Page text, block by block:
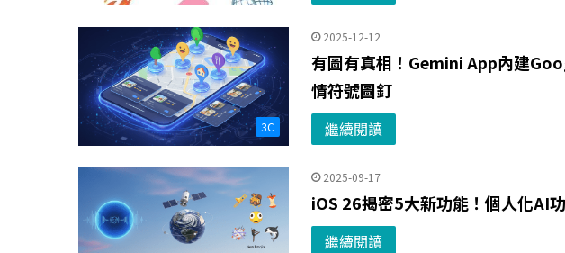
3C
2025-12-12
有圖有真相！Gemini App內建
情符號圖釘
繼續閱讀
2025-09-17
iOS 26揭密5大新功能！個人化AI
繼續閱讀